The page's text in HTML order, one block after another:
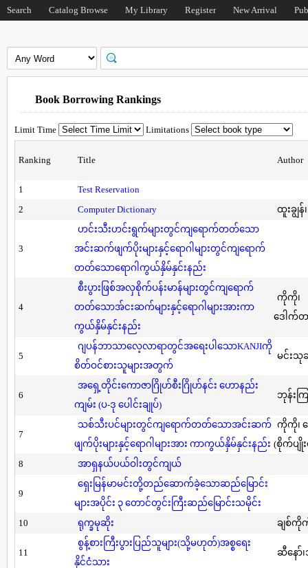
Search Catalog Browse My Library Register New Arrival
Book Borrowing Rankings
Limit Time Limitations
Ranking Title Author
1
Test Reservation
2
Computer Dictionary ထူးချွန်
3
ဟင်းသီးဟင်းရွက်များတွင်ကျရောက်တတ်သော
အင်းဆက်ဖျက်ပိုးများနှင့်ရောဂါများတွင်ကျရောက်
တတ်သောရောဂါကွယ်နှိမ်နှင်းနည်း
4
စီးပွားဖြစ်အလှစိုက်ပန်းမာန်များတွင်ကျရောက်
တတ်သောအ်ငးဆက်များနှင့်ရောဂါများအားကာ
ကွယ်နှိမ်နှင်းနည်း
ကိုကို၊
ဒေါက်တ
5
ဂျပန်ဘာသာလေ့လာရာတွင်အရေးပါသောKANJIကို
စိတ်ဝင်စားသူများအတွက်
မင်းသုခ
6
အရှေ့တိုင်းကောဇာဂြိုဟ်စီးဂြိုဟ်နင်း ဟောနည်း
ကျမ်း (ပ-ဒု ပေါင်းချုပ်)
ဘုန်းက
7
သစ်သီးပင်များတွင်ကျရောက်တတ်သောအင်းဆက်
ဖျက်ပိုးများနှင့်ရောဂါများအား ကာကွယ်နှိမ်နှင်းနည်း
ကိုကို၊
(စိုက်ပျိုး
8
အာရှနယ်ပယ်ဝါးတွင်ကျယ်
9
ရှေးမြန်မာမင်းတို့တည်ဆောက်ခဲ့သောဆည်မြောင်း
များအပိုင်း ၃ တောင်တွင်းကြီးဆည်မြောင်းသမိုင်း
10
ရုက္ခမုဆိုး ချစ်ကို
11
စွန့်စားကြီးပွားပြည်သူများ(သို့မဟုတ်)အစ္စရေး
နိုင်ငံသား
ဆီနော်၊